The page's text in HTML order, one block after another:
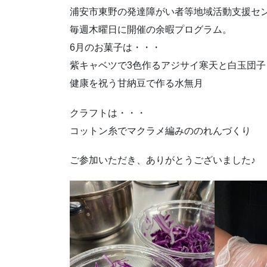
浦安市東野の発達障がい者等地域活動支援セ
毎週木曜日に開催の余暇プログラム。
6月のお菓子は・・・
紫キャベツで3色作るアジサイ寒天と白玉団子
健康を祝う甘納豆で作る水無月
クラフトは・・・
コットン糸でマクラメ編みののれんづくり
ご参加いただき、ありがとうございました♪